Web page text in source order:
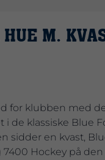
HUE M.
for klubben med
i de klassiske Blue
sidder en kvast,
Hockey på